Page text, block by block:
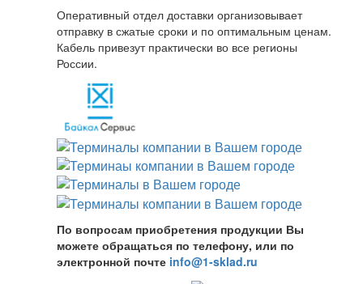
Оперативный отдел доставки организовывает
отправку в сжатые сроки и по оптимальным ценам.
Кабель привезут практически во все регионы
России.
По вопросам приобретения продукции Вы
можете обращаться по телефону, или по
электронной почте info@1-sklad.ru